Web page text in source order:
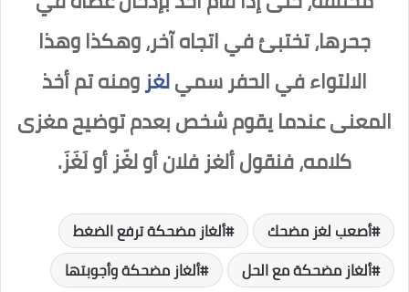
جحرها، تختبئ في اتجاه آخر، وهكذا وهذا
الالتواء في الحفر سميلغزومنه تم أخذ
المعنى عندما يقوم شخص بعدم توضيح مغزى
كلامه، فنقول ألغز فلان أو لغّز أو لَغَزَ.
أصعب لغز مضحك
ألغاز مضحكة ترفع الضغط
ألغاز مضحكة مع الحل
ألغاز مضحكة وأجوبتها